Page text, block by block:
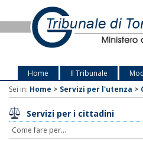
Home Il Tribunale
Sei in: Home > Servizi per l'utenza >
Servizi per i cittadini
Come fare per...